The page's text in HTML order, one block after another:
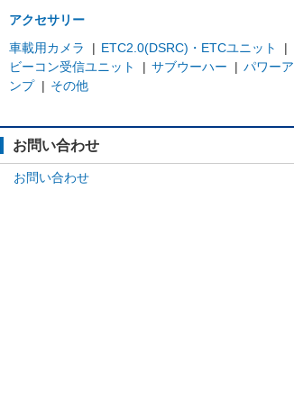
アクセサリー
車載用カメラ
| ETC2.0(DSRC)・ETCユニット
|
ビーコン受信ユニット
| サブウーハー | パワーア
ンプ | その他
お問い合わせ
お問い合わせ